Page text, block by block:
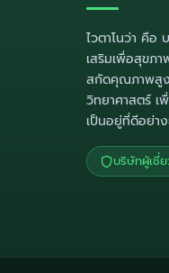
ไวตาโนว่า คือ
เสริมเพื่อสุขภา
สกัดคุณภาพสูง
วิทยาศาสตร์
เป็นอยู่ที่ดีอย่า
บริษัทผู้เชี่